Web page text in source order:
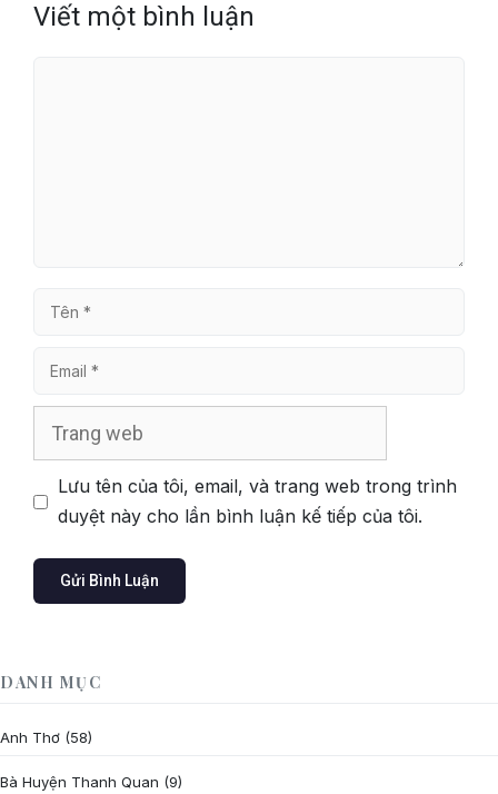
Viết một bình luận
Tên
Email
Lưu tên của tôi, email, và trang web trong trình
duyệt này cho lần bình luận kế tiếp của tôi.
DANH MỤC
Anh Thơ (58)
Bà Huyện Thanh Quan (9)